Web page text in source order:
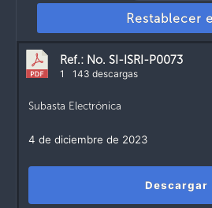
Restablecer
Ref.: No. SI-ISRI-P0073
1 143 descargas
Subasta Electrónica
4 de diciembre de 2023
Descargar